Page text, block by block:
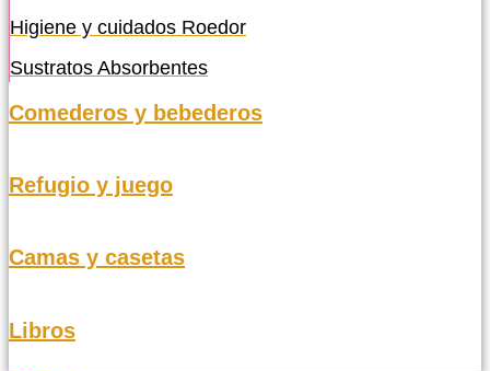
Higiene y cuidados Roedor
Sustratos Absorbentes
Comederos y bebederos
Refugio y juego
Camas y casetas
Libros